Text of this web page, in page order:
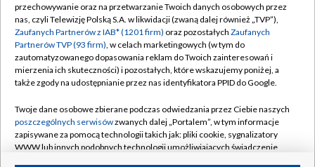
Abonament TVP
Emisja w TVP
Centrum informacji TVP
Naziemna Telewizja Cyfrowa
Rada Programowa
System NOS
Regulamin TVP
Polityka prywatności
Moje zgody
Pomoc
Kontakt
przechowywanie oraz na przetwarzanie Twoich danych osobowych przez
nas, czyli Telewizję Polską S.A. w likwidacji (zwaną dalej również „TVP”),
Zaufanych Partnerów z IAB* (1201 firm) oraz pozostałych Zaufanych
Partnerów TVP (93 firm), w celach marketingowych (w tym do
zautomatyzowanego dopasowania reklam do Twoich zainteresowań i
mierzenia ich skuteczności) i pozostałych, które wskazujemy poniżej, a
także zgody na udostępnianie przez nas identyfikatora PPID do Google.
Twoje dane osobowe zbierane podczas odwiedzania przez Ciebie naszych
poszczególnych serwisówzwanych dalej „Portalem”, w tym informacje
zapisywane za pomocą technologii takich jak: pliki cookie, sygnalizatory
WWW lub innych podobnych technologii umożliwiających świadczenie